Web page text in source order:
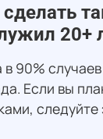
20+
90%
Если вы
следуйте